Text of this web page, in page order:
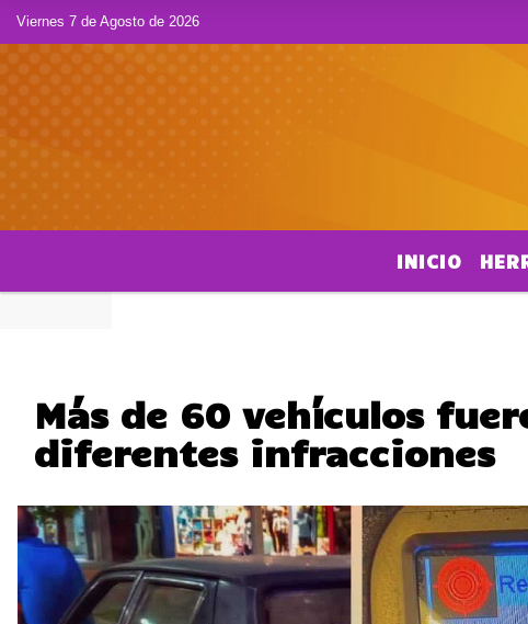
Viernes 7 de Agosto de 2026
INICIO
Más de 60 vehículos
diferentes infracciones